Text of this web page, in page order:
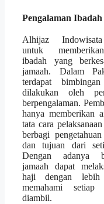
Pengalaman
Alhijaz
untuk
ibadah yang
jamaah. Dalam
terdapat
dilakukan oleh
berpengalaman.
hanya memberikan
tata cara
berbagi
dan tujuan dari
Dengan adanya
jamaah dapat
haji dengan
memahami
diambil.